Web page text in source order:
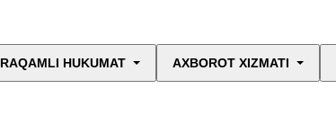
RAQAMLI HUKUMAT AXBOROT XIZMATI